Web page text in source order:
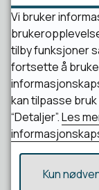
Publisert
Sist endret
Vi bruker
tilby funksjoner
fortsette å
kan tilpasse
“Detaljer”.Les
Kun